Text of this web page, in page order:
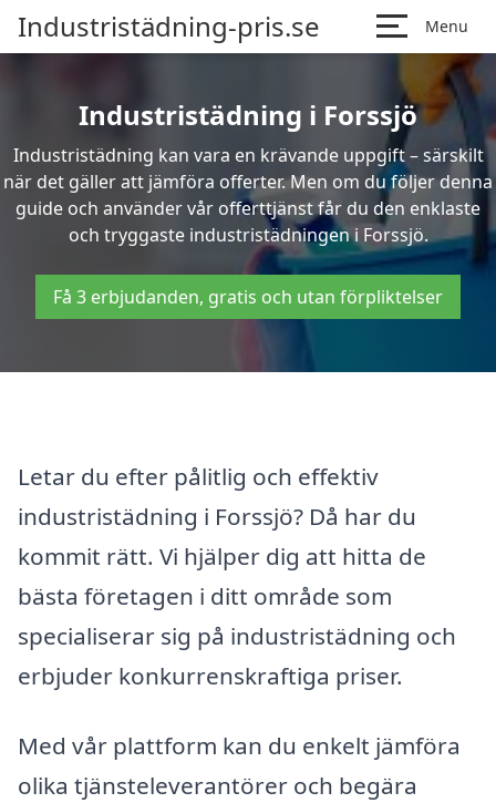
Industristädning-pris.se Menu
Industristädning i Forssjö
Industristädning kan vara en krävande uppgift – särskilt
när det gäller att jämföra offerter. Men om du följer denna
guide och använder vår offerttjänst får du den enklaste
och tryggaste industristädningen i Forssjö.
Få 3 erbjudanden, gratis och utan förpliktelser
Letar du efter pålitlig och effektiv
industristädning i Forssjö? Då har du
kommit rätt. Vi hjälper dig att hitta de
bästa företagen i ditt område som
specialiserar sig på industristädning och
erbjuder konkurrenskraftiga priser.
Med vår plattform kan du enkelt jämföra
olika tjänsteleverantörer och begära